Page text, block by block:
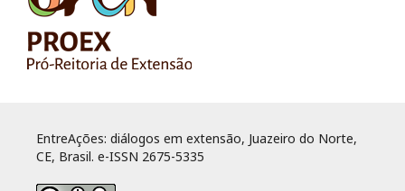
EntreAções: diálogos em extensão, Juazeiro do Norte,
CE, Brasil. e-ISSN 2675-5335